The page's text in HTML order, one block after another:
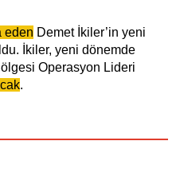
eden Demet İkiler’in yeni
İkiler, yeni dönemde
Operasyon Lideri
.